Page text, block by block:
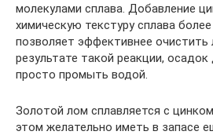
молекулами сплава. Добавление
химическую текстуру сплава
позволяет эффективнее очистить
результате такой реакции,
просто промыть водой.
Золотой лом сплавляется с
этом желательно иметь в запасе